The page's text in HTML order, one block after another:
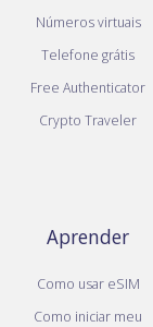
Números virtuais
Telefone grátis
Free Authenticator
Crypto Traveler
Aprender
Como usar eSIM
Como iniciar meu